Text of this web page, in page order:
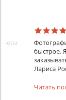
быстрое.
Лариса
Читать